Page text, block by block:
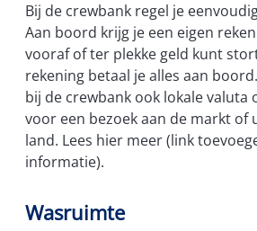
Bij de crewbank regel je
Aan boord krijg je een eigen
vooraf of ter plekke geld kunt
rekening betaal je alles aan
bij de crewbank ook lokale valuta
voor een bezoek aan de markt of
land. Lees hier meer (link
informatie).
Wasruimte